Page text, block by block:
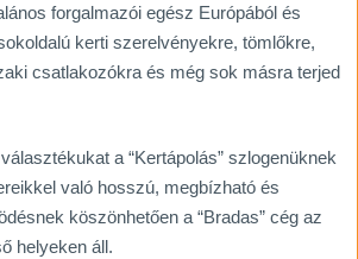
forgalmazói egész Európából és
kerti szerelvényekre, tömlőkre,
csatlakozókra és még sok másra terjed
a “Kertápolás” szlogenüknek
való hosszú, megbízható és
köszönhetően a “Bradas” cég az
helyeken áll.